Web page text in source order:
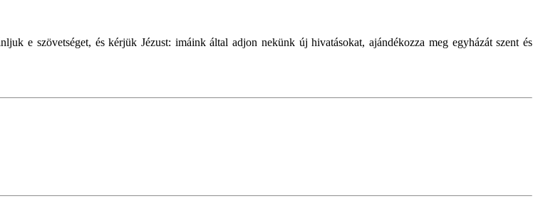
e szövetséget, és kérjük Jézust: imáink által adjon nekünk új hivatásokat, ajándékozza meg egyházát szent és